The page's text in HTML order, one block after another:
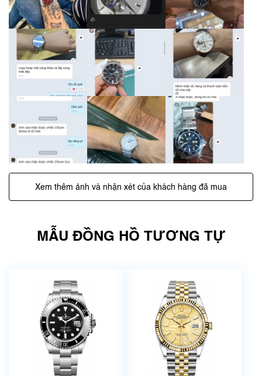
Xem thêm ảnh và nhận xét của khách hàng đã mua
MẪU ĐỒNG HỒ TƯƠNG TỰ